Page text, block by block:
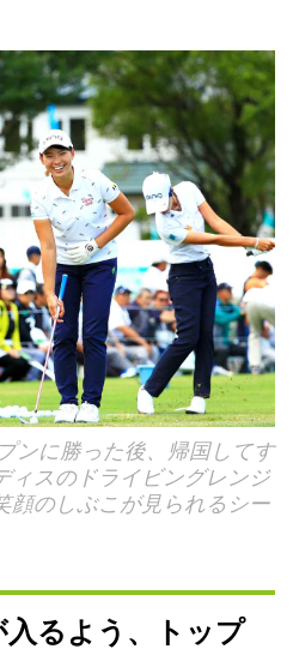
ンに勝った後、帰国してす
ィスのドライビングレンジ
顔のしぶこが見られるシー
るよう、トップ